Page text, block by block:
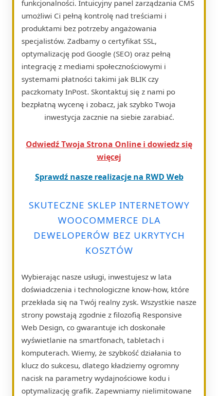
funkcjonalności. Intuicyjny panel zarządzania CMS
umożliwi Ci pełną kontrolę nad treściami i
produktami bez potrzeby angażowania
specjalistów. Zadbamy o certyfikat SSL,
optymalizację pod Google (SEO) oraz pełną
integrację z mediami społecznościowymi i
systemami płatności takimi jak BLIK czy
paczkomaty InPost. Skontaktuj się z nami po
bezpłatną wycenę i zobacz, jak szybko Twoja
inwestycja zacznie na siebie zarabiać.
Odwiedź Twoja Strona Online i dowiedz się
więcej
Sprawdź nasze realizacje na RWD Web
SKUTECZNE SKLEP INTERNETOWY
WOOCOMMERCE DLA
DEWELOPERÓW BEZ UKRYTYCH
KOSZTÓW
Wybierając nasze usługi, inwestujesz w lata
doświadczenia i technologiczne know-how, które
przekłada się na Twój realny zysk. Wszystkie nasze
strony powstają zgodnie z filozofią Responsive
Web Design, co gwarantuje ich doskonałe
wyświetlanie na smartfonach, tabletach i
komputerach. Wiemy, że szybkość działania to
klucz do sukcesu, dlatego kładziemy ogromny
nacisk na parametry wydajnościowe kodu i
optymalizację grafik. Zapewniamy nielimitowane